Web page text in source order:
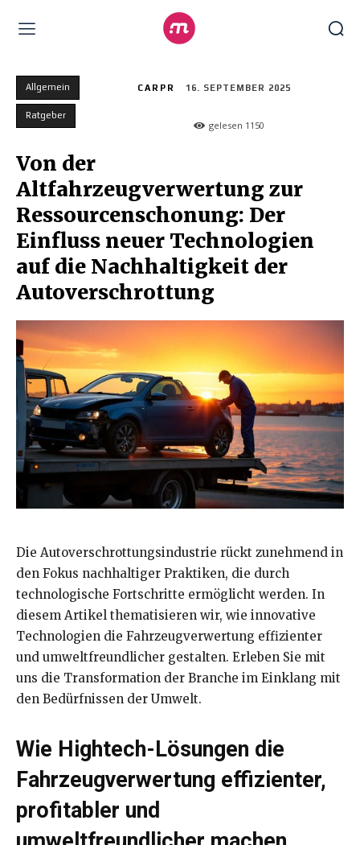
Allgemein
Ratgeber
CARPR 16. SEPTEMBER 2025
gelesen 1150
Von der
Altfahrzeugverwertung zur
Ressourcenschonung: Der
Einfluss neuer Technologien
auf die Nachhaltigkeit der
Autoverschrottung
Die Autoverschrottungsindustrie rückt zunehmend in
den Fokus nachhaltiger Praktiken, die durch
technologische Fortschritte ermöglicht werden. In
diesem Artikel thematisieren wir, wie innovative
Technologien die Fahrzeugverwertung effizienter
und umweltfreundlicher gestalten. Erleben Sie mit
uns die Transformation der Branche im Einklang mit
den Bedürfnissen der Umwelt.
Wie Hightech-Lösungen die
Fahrzeugverwertung effizienter,
profitabler und